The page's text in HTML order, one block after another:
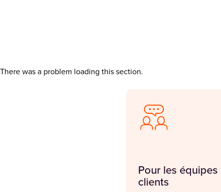
There was a problem loading this section.
Pour les
clients